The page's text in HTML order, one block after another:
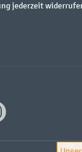
jederzeit